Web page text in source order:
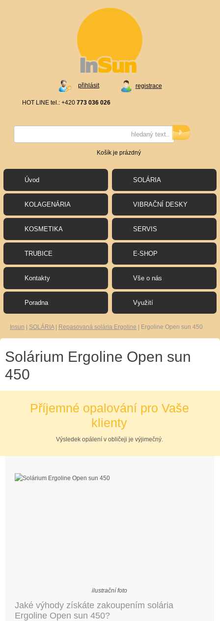
registrace
přihlásit
HOT LINE tel.: +420 773 036 026
Košík je prázdný
Úvod SOLÁRIA
KOLAGENÁRIA VIBRAČNÍ DESKY
KOSMETIKA SERVIS
TRUBICE E-SHOP
Kontakty Vše o nás
Poradna Využití
Insun SOLÁRIA| Repasovaná solária Ergoline Ergoline Open sun 450
Solárium Ergoline Open sun
450
Příjemné opalování pro Vaše
klienty
Výsledek opálení v obličeji je výjimečný.
ilustrační foto
Jaké výhody získáte zakoupením solária
Ergoline Open sun 450?